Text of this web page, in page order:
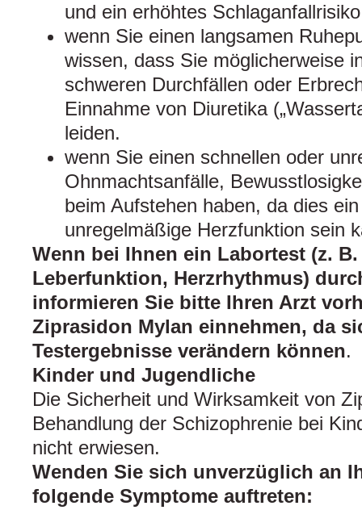
und ein erhöhtes
wenn Sie einen langsamen
wissen, dass Sie möglicherweise
schweren Durchfällen oder
Einnahme von Diuretika
leiden.
wenn Sie einen schnellen oder
Ohnmachtsanfälle,
beim Aufstehen haben, da dies
unregelmäßige Herzfunktion sein
Wenn bei Ihnen ein Labortest (z.
Leberfunktion, Herzrhythmus)
informieren Sie bitte Ihren Arzt
Ziprasidon Mylan einnehmen, da
Testergebnisse verändern können.
Kinder und Jugendliche
Die Sicherheit und Wirksamkeit von
Behandlung der Schizophrenie bei
nicht erwiesen.
Wenden Sie sich unverzüglich an
folgende Symptome auftreten: